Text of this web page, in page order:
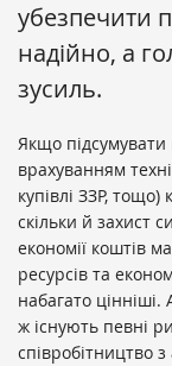
убезпечити
надійно, а
зусиль.
Якщо підсумувати
врахуванням
купівлі ЗЗР,
скільки й захист
економії коштів
ресурсів та
набагато
ж існують певні
співробітництво